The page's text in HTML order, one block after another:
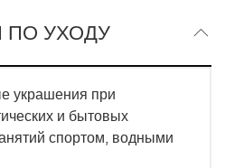
ПО УХОДУ
украшения при
и бытовых
спортом, водными